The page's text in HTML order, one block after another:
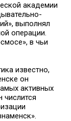
академии
выполнял
операции.
в чьи
известно,
он
активных
числится